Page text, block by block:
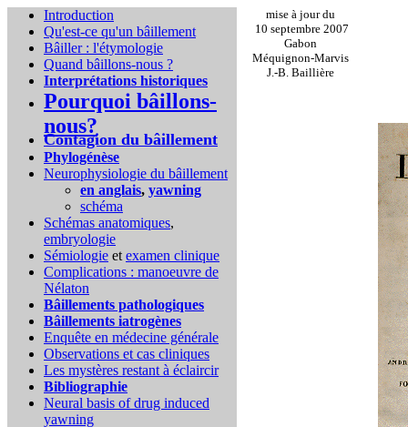
Introduction
Qu'est-ce qu'un bâillement
Bâiller : l'étymologie
Quand bâillons-nous ?
Interprétations historiques
Pourquoi bâillons-
nous?
Contagion du bâillement
Phylogénèse
Neurophysiologie du bâillement
en anglais, yawning
schéma
Schémas anatomiques,
embryologie
Sémiologie et examen clinique
Complications : manoeuvre de
Nélaton
Bâillements pathologiques
Bâillements iatrogènes
Enquête en médecine générale
Observations et cas cliniques
Les mystères restant à éclaircir
Bibliographie
Neural basis of drug induced
yawning
mise à jour du
10 septembre 2007
Gabon
Méquignon-Marvis
J.-B. Baillière